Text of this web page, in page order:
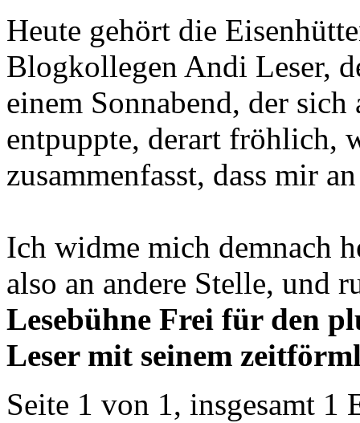
Heute gehört die
Blogkollegen Andi Leser,
einem Sonnabend, der
entpuppte, derart fröhlich,
zusammenfasst, dass mir
Ich widme mich demnach
also an andere Stelle, und
Lesebühne Frei für den
Leser mit seinem
Seite 1 von 1, insgesamt 1